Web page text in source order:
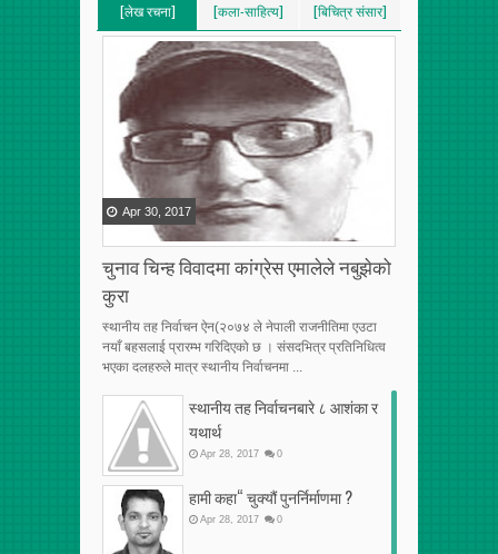
[लेख रचना]
[VERTICAL]
[RECENT][5]
[कला-साहित्य]
[VERTICAL]
[बिचित्र संसार]
[VERTICAL]
[RECENT][5]
चुनाव चिन्ह विवादमा कांग्रेस एमालेले नबुझेको
कुरा
Apr 30 2017
स्थानीय तह निर्वाचन ऐन(२०७४ ले नेपाली राजनीतिमा एउटा
नयाँ बहसलाई प्रारम्भ गरिदिएको छ । संसदभित्र प्रतिनिधित्व
भएका दलहरुले मात्र स्थानीय निर्वाचनमा ...
स्थानीय तह निर्वाचनबारे ८ आशंका र
यथार्थ
Apr 28 2017 0
हामी कहा“ चुक्यौं पुनर्निर्माणमा ?
Apr 28 2017 0